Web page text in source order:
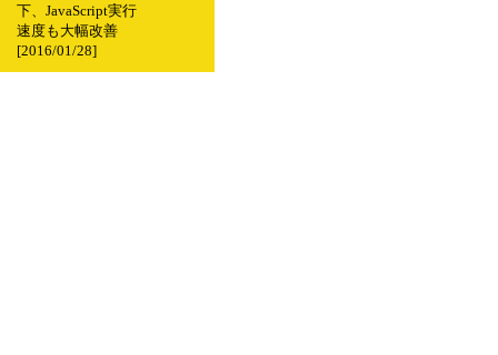
下、JavaScript実行
速度も大幅改善
[2016/01/28]